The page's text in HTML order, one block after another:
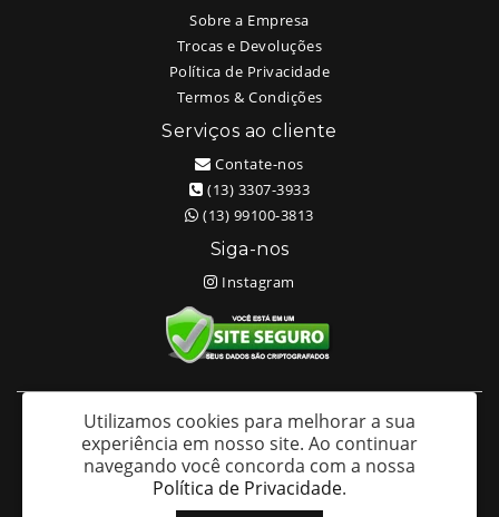
Sobre a Empresa
Trocas e Devoluções
Política de Privacidade
Termos & Condições
Serviços ao cliente
Contate-nos
(13) 3307-3933
(13) 99100-3813
Siga-nos
Instagram
White Head Tattoo (Wellington Ricardo Kudlinski EPP) - CNPJ:
09.635.966/0001-70
Av. São Francisco 373 – Centro - Santos / SP - CEP: 11013-201
Utilizamos cookies para melhorar a sua
experiência em nosso site. Ao continuar
navegando você concorda com a nossa
Política de Privacidade.